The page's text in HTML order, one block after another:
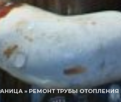
» РЕМОНТ ТРУБЫ